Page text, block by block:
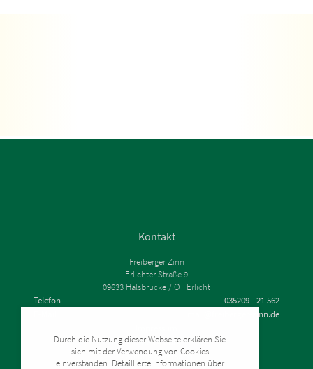
Kontakt
Freiberger Zinn
Erlichter Straße 9
09633 Halsbrücke / OT Erlicht
Telefon
035209 - 21 562
mail@freiberger-zinn.de
Datenschutz
Zahlung & Versand
Durch die Nutzung dieser Webseite erklären Sie
sich mit der Verwendung von Cookies
einverstanden. Detaillierte Informationen über